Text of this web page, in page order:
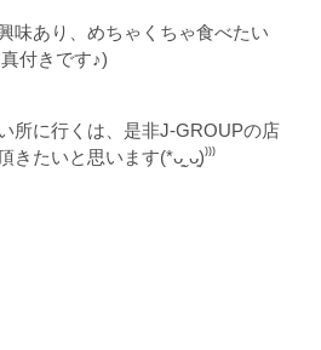
味あり、めちゃくちゃ食べたい
付きです♪)
所に行くは、是非J-GROUPの店
たいと思います(*ᴗ͈ˬᴗ͈)⁾⁾⁾